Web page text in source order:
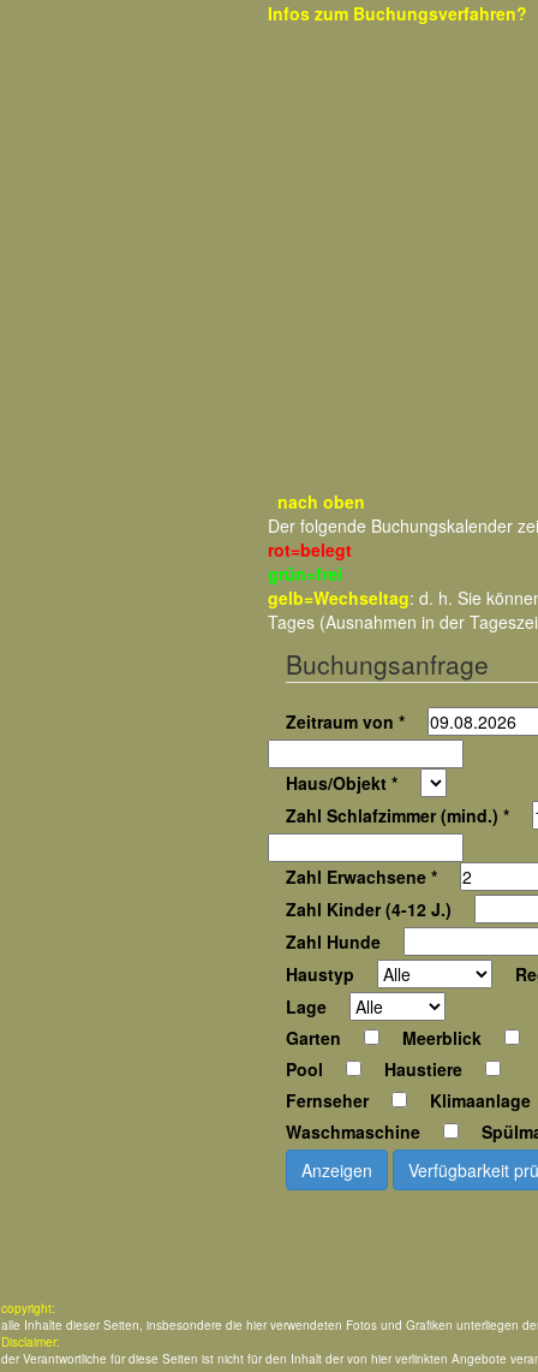
Infos zum Buchungsverfahren?
nach oben
Der folgende Buchungskalender
rot=belegt
grün=frei
gelb=Wechseltag: d. h. Sie
Tages (Ausnahmen in der
Buchungsanfrage
Zeitraum von *
Haus/Objekt *
Zahl Schlafzimmer (mind.) *
Zahl Erwachsene *
Zahl Kinder (4-12 J.)
Zahl Hunde
Haustyp
Lage
Garten
Meerblick
Pool
Haustiere
Fernseher
Klimaanlage
Waschmaschine
Anzeigen
Verfügbarkeit
copyright:
alle Inhalte dieser Seiten, insbesondere die hier verwendeten Fotos und Grafiken unterliegen
Disclaimer:
der Verantwortliche für diese Seiten ist nicht für den Inhalt der von hier verlinkten Angebote